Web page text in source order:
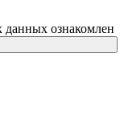
данных ознакомлен